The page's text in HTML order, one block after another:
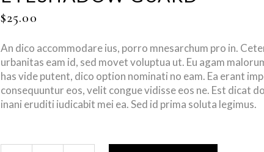
$25.00
An dico accommodare ius, porro mnesarchum pro in.
urbanitas eam id, sed movet voluptua ut. Eu agam
has vide putent, dico option nominati no eam. Ea erant
consequuntur eos, velit congue vidisse eos ne. Est dicat
inani eruditi iudicabit mei ea. Sed id prima soluta legimus.